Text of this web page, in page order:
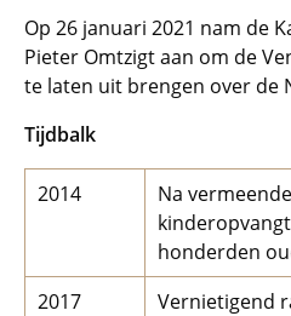
Op 26 januari 2021 nam de
Pieter Omtzigt aan om de
te laten uit brengen over de
Tijdbalk
2014
Na
honderden
2017
Vernietigend